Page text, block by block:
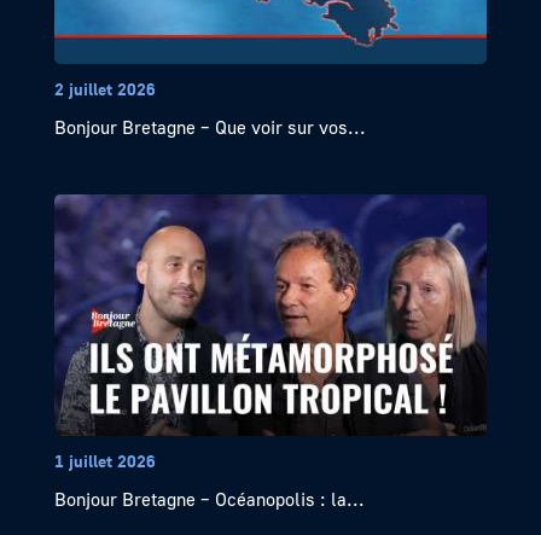
2 juillet 2026
Bonjour Bretagne – Que voir sur vos...
1 juillet 2026
Bonjour Bretagne – Océanopolis : la...